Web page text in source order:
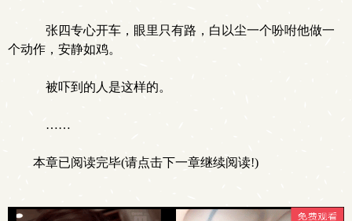
张四专心开车，眼里只有路，白以尘一个吩咐他做一
个动作，安静如鸡。
被吓到的人是这样的。
……
本章已阅读完毕(请点击下一章继续阅读!)